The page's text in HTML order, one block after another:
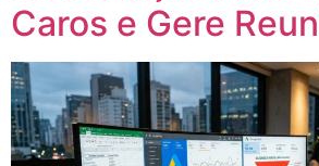
Caros e Gere